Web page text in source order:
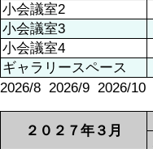
小会議室2
小会議室3
小会議室4
ギャラリースペース
2026/8 2026/9 2026/10
２０２７年３月